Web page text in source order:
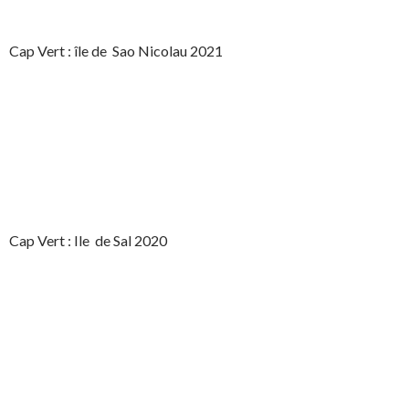
Cap Vert : île de Sao Nicolau 2021
Cap Vert : Ile de Sal 2020